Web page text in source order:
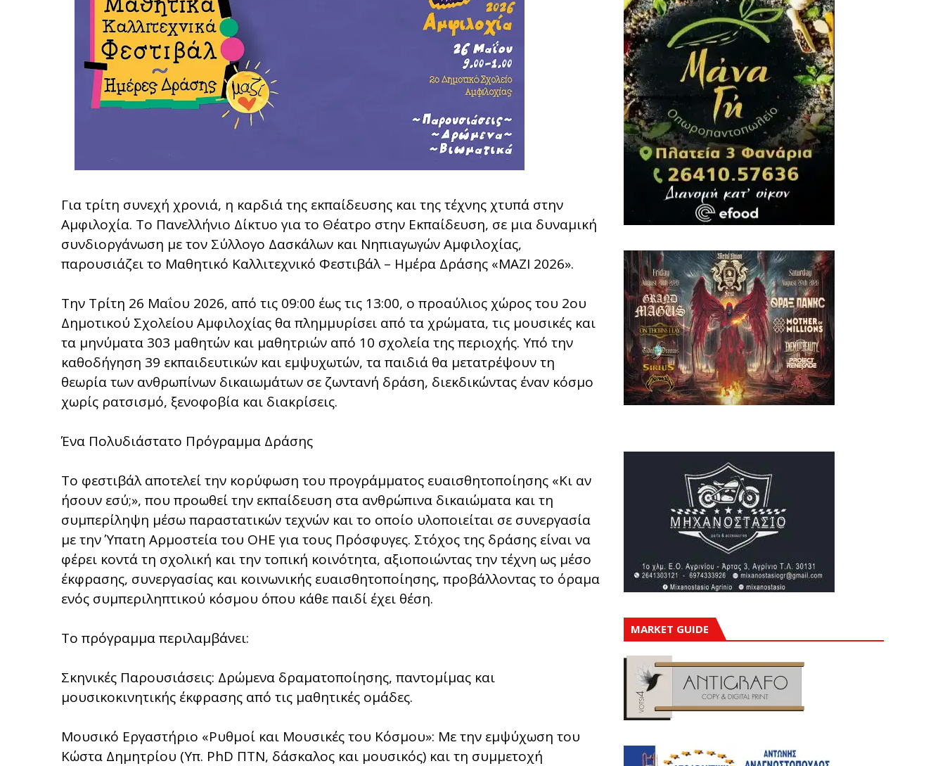
Για τρίτη συνεχή χρονιά, η καρδιά της εκπαίδευσης και της τέχνης χτυπά στην
Αμφιλοχία. Το Πανελλήνιο Δίκτυο για το Θέατρο στην Εκπαίδευση, σε μια δυναμική
συνδιοργάνωση με τον Σύλλογο Δασκάλων και Νηπιαγωγών Αμφιλοχίας,
παρουσιάζει το Μαθητικό Καλλιτεχνικό Φεστιβάλ – Ημέρα Δράσης «ΜΑΖΙ 2026».
Την Τρίτη 26 Μαΐου 2026, από τις 09:00 έως τις 13:00, ο προαύλιος χώρος του 2ου
Δημοτικού Σχολείου Αμφιλοχίας θα πλημμυρίσει από τα χρώματα, τις μουσικές και
τα μηνύματα 303 μαθητών και μαθητριών από 10 σχολεία της περιοχής. Υπό την
καθοδήγηση 39 εκπαιδευτικών και εμψυχωτών, τα παιδιά θα μετατρέψουν τη
θεωρία των ανθρωπίνων δικαιωμάτων σε ζωντανή δράση, διεκδικώντας έναν κόσμο
χωρίς ρατσισμό, ξενοφοβία και διακρίσεις.
Ένα Πολυδιάστατο Πρόγραμμα Δράσης
Το φεστιβάλ αποτελεί την κορύφωση του προγράμματος ευαισθητοποίησης «Κι αν
ήσουν εσύ;», που προωθεί την εκπαίδευση στα ανθρώπινα δικαιώματα και τη
συμπερίληψη μέσω παραστατικών τεχνών και το οποίο υλοποιείται σε συνεργασία
με την Ύπατη Αρμοστεία του ΟΗΕ για τους Πρόσφυγες. Στόχος της δράσης είναι να
φέρει κοντά τη σχολική και την τοπική κοινότητα, αξιοποιώντας την τέχνη ως μέσο
έκφρασης, συνεργασίας και κοινωνικής ευαισθητοποίησης, προβάλλοντας το όραμα
ενός συμπεριληπτικού κόσμου όπου κάθε παιδί έχει θέση.
Το πρόγραμμα περιλαμβάνει:
Σκηνικές Παρουσιάσεις: Δρώμενα δραματοποίησης, παντομίμας και
μουσικοκινητικής έκφρασης από τις μαθητικές ομάδες.
Μουσικό Εργαστήριο «Ρυθμοί και Μουσικές του Κόσμου»: Με την εμψύχωση του
Κώστα Δημητρίου (Υπ. PhD ΠΤΝ, δάσκαλος και μουσικός) και τη συμμετοχή
MARKET GUIDE